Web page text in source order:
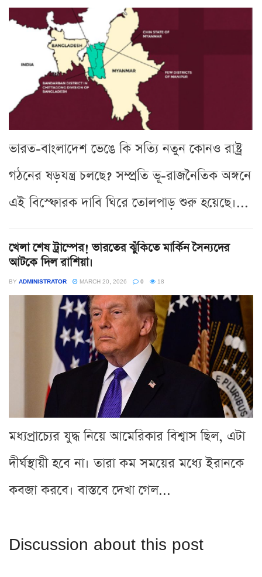
ভারত-বাংলাদেশ ভেঙে কি সত্যি নতুন কোনও রাষ্ট্র
গঠনের ষড়যন্ত্র চলছে? সম্প্রতি ভূ-রাজনৈতিক অঙ্গনে
এই বিস্ফোরক দাবি ঘিরে তোলপাড় শুরু হয়েছে।...
খেলা শেষ ট্রাম্পের! ভারতের ঝুঁকিতে মার্কিন সৈন্যদের
আটকে দিল রাশিয়া।
BY ADMINISTRATOR MARCH 20, 2026 0 18
মধ্যপ্রাচ্যের যুদ্ধ নিয়ে আমেরিকার বিশ্বাস ছিল, এটা
দীর্ঘস্থায়ী হবে না। তারা কম সময়ের মধ্যে ইরানকে
কবজা করবে। বাস্তবে দেখা গেল...
Discussion about this post